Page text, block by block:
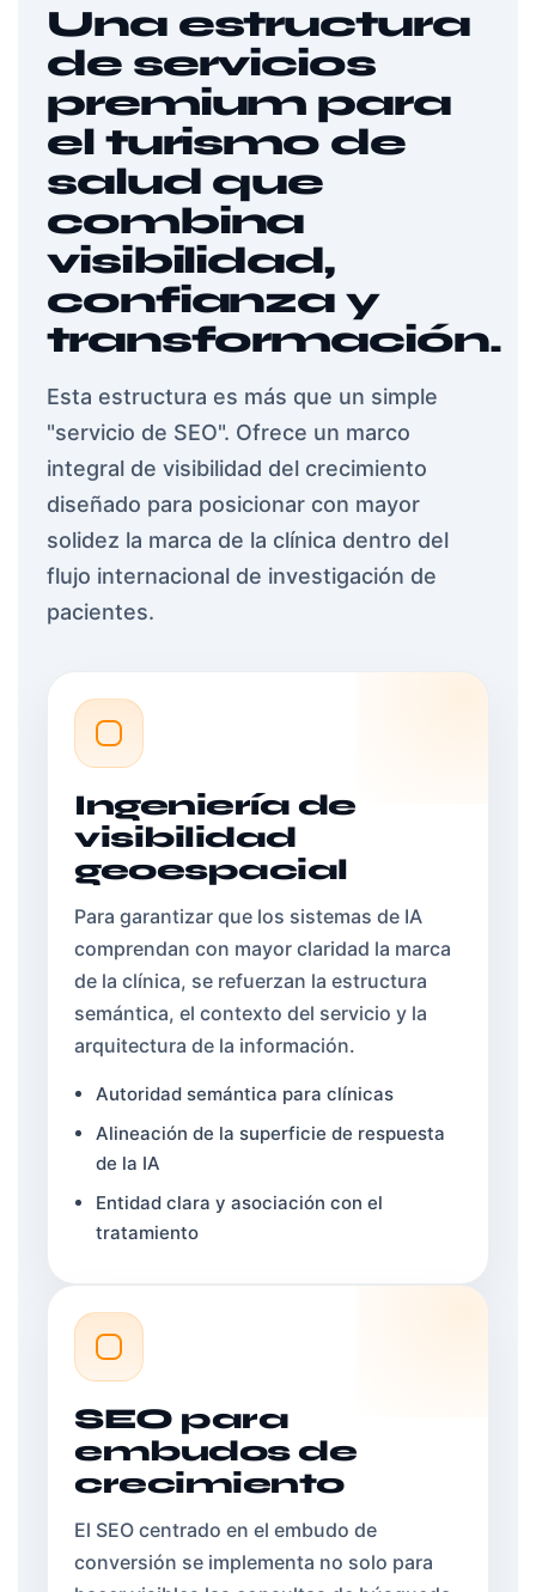
Una estructura
de servicios
premium para
el turismo de
salud que
combina
visibilidad,
confianza y
transformación.
Esta estructura es más que un simple
"servicio de SEO". Ofrece un marco
integral de visibilidad del crecimiento
diseñado para posicionar con mayor
solidez la marca de la clínica dentro del
flujo internacional de investigación de
pacientes.
Ingeniería de
visibilidad
geoespacial
Para garantizar que los sistemas de IA
comprendan con mayor claridad la marca
de la clínica, se refuerzan la estructura
semántica, el contexto del servicio y la
arquitectura de la información.
Autoridad semántica para clínicas
Alineación de la superficie de respuesta
de la IA
Entidad clara y asociación con el
tratamiento
SEO para
embudos de
crecimiento
El SEO centrado en el embudo de
conversión se implementa no solo para